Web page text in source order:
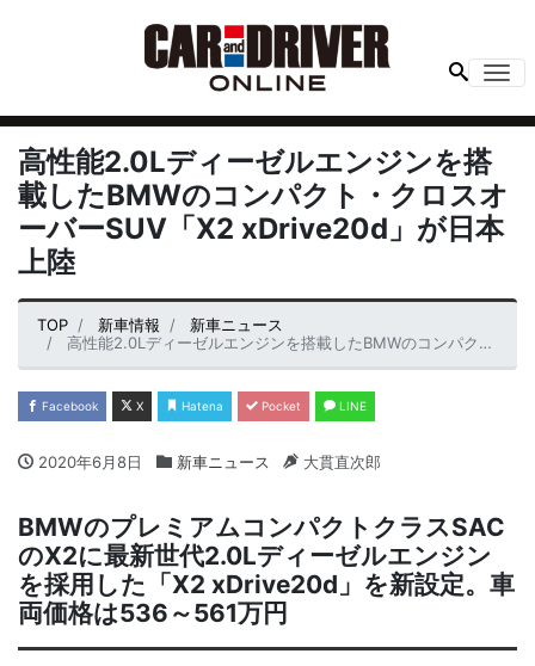
高性能2.0Lディーゼルエンジンを搭
載したBMWのコンパクト・クロスオ
ーバーSUV「X2 xDrive20d」が日本
上陸
TOP 新車情報
新車ニュース
高性能2.0Lディーゼルエンジンを搭載したBMWのコンパクト・クロスオーバーSUV「X2 xDrive20d」が日本上陸
Facebook X Hatena Pocket LINE
2020年6月8日 新車ニュース 大貫直次郎
BMWのプレミアムコンパクトクラスSAC
のX2に最新世代2.0Lディーゼルエンジン
を採用した「X2 xDrive20d」を新設定。車
両価格は536～561万円